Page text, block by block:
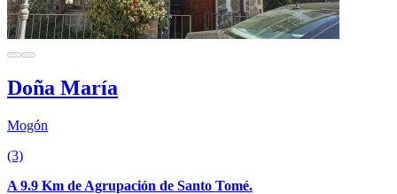
Doña María
Mogón
(3)
A 9.9 Km de Agrupación de Santo Tomé.